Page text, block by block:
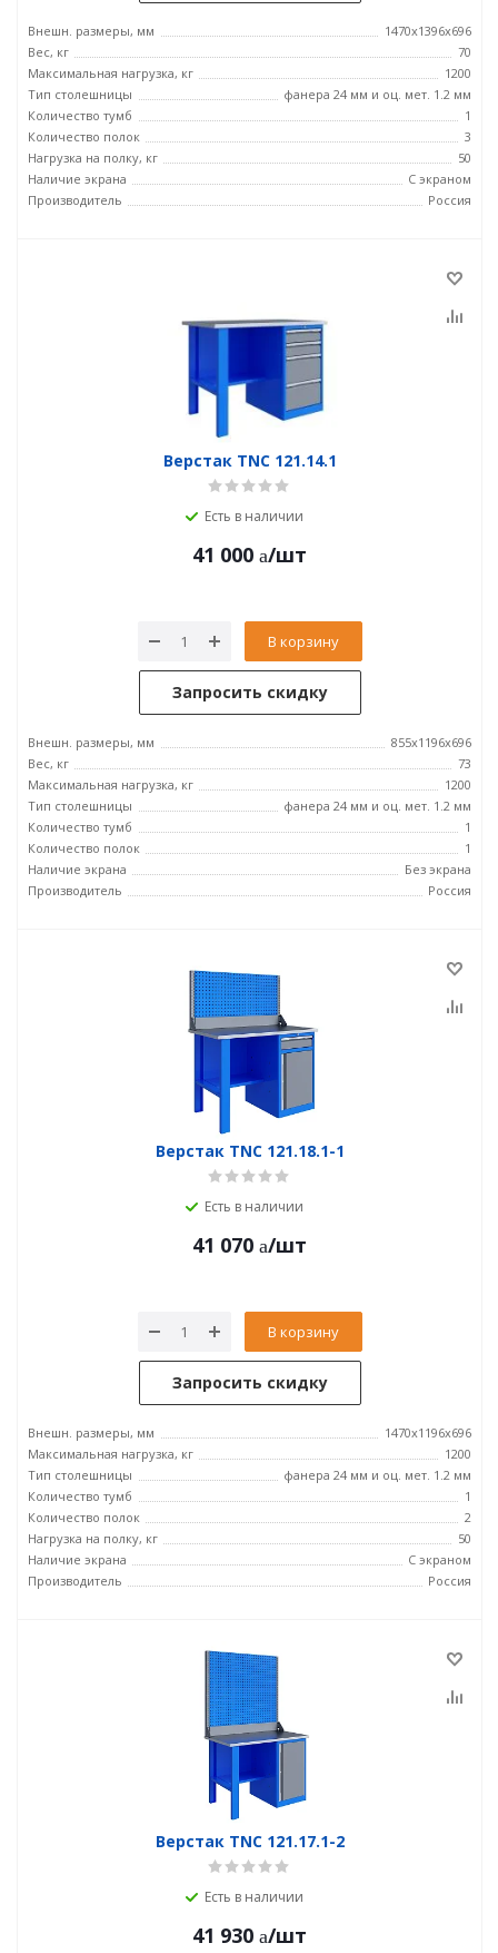
Внешн. размеры, мм
1470x1396x696
Вес, кг
70
Максимальная нагрузка, кг
1200
Тип столешницы
фанера 24 мм и оц. мет. 1.2 мм
Количество тумб
1
Количество полок
3
Нагрузка на полку, кг
50
Наличие экрана
С экраном
Производитель
Россия
Верстак TNC 121.14.1
Есть в наличии
41 000 /шт
В корзину
Запросить скидку
Внешн. размеры, мм
855x1196x696
Вес, кг
73
Максимальная нагрузка, кг
1200
Тип столешницы
фанера 24 мм и оц. мет. 1.2 мм
Количество тумб
1
Количество полок
1
Наличие экрана
Без экрана
Производитель
Россия
Верстак TNC 121.18.1-1
Есть в наличии
41 070 /шт
В корзину
Запросить скидку
Внешн. размеры, мм
1470x1196x696
Максимальная нагрузка, кг
1200
Тип столешницы
фанера 24 мм и оц. мет. 1.2 мм
Количество тумб
1
Количество полок
2
Нагрузка на полку, кг
50
Наличие экрана
С экраном
Производитель
Россия
Верстак TNC 121.17.1-2
Есть в наличии
41 930 /шт